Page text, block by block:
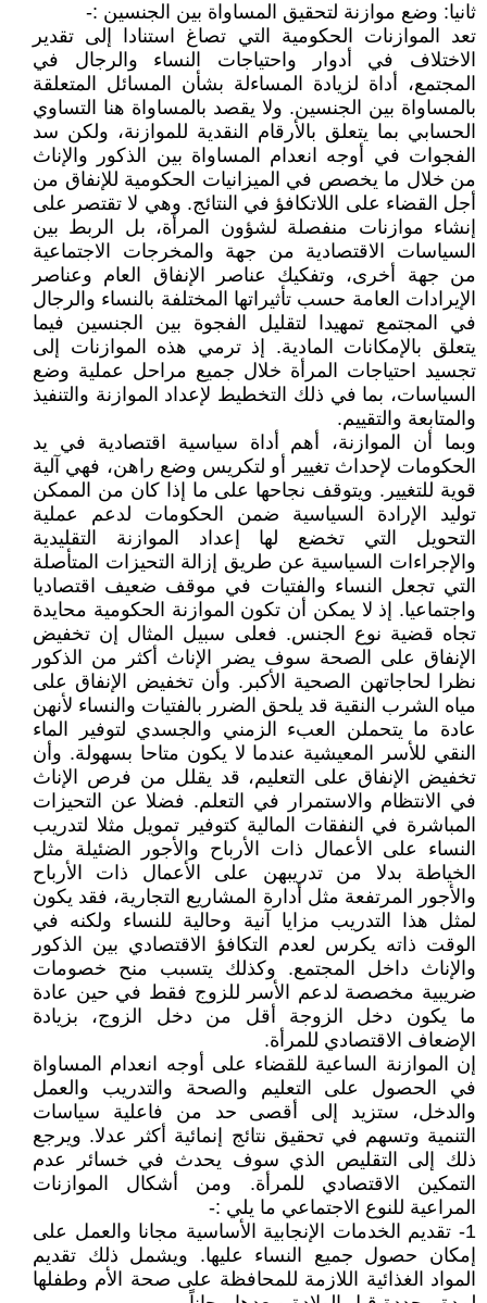
ثانيا: وضع موازنة لتحقيق المساواة بين الجنسين :-
تعد الموازنات الحكومية التي تصاغ استنادا إلى تقدير
الاختلاف في أدوار واحتياجات النساء والرجال في
المجتمع، أداة لزيادة المساءلة بشأن المسائل المتعلقة
بالمساواة بين الجنسين. ولا يقصد بالمساواة هنا التساوي
الحسابي بما يتعلق بالأرقام النقدية للموازنة، ولكن سد
الفجوات في أوجه انعدام المساواة بين الذكور والإناث
من خلال ما يخصص في الميزانيات الحكومية للإنفاق من
أجل القضاء على اللاتكافؤ في النتائج. وهي لا تقتصر على
إنشاء موازنات منفصلة لشؤون المرأة، بل الربط بين
السياسات الاقتصادية من جهة والمخرجات الاجتماعية
من جهة أخرى، وتفكيك عناصر الإنفاق العام وعناصر
الإيرادات العامة حسب تأثيراتها المختلفة بالنساء والرجال
في المجتمع تمهيدا لتقليل الفجوة بين الجنسين فيما
يتعلق بالإمكانات المادية. إذ ترمي هذه الموازنات إلى
تجسيد احتياجات المرأة خلال جميع مراحل عملية وضع
السياسات، بما في ذلك التخطيط لإعداد الموازنة والتنفيذ
والمتابعة والتقييم.
وبما أن الموازنة، أهم أداة سياسية اقتصادية في يد
الحكومات لإحداث تغيير أو لتكريس وضع راهن، فهي آلية
قوية للتغيير. ويتوقف نجاحها على ما إذا كان من الممكن
توليد الإرادة السياسية ضمن الحكومات لدعم عملية
التحويل التي تخضع لها إعداد الموازنة التقليدية
والإجراءات السياسية عن طريق إزالة التحيزات المتأصلة
التي تجعل النساء والفتيات في موقف ضعيف اقتصاديا
واجتماعيا. إذ لا يمكن أن تكون الموازنة الحكومية محايدة
تجاه قضية نوع الجنس. فعلى سبيل المثال إن تخفيض
الإنفاق على الصحة سوف يضر الإناث أكثر من الذكور
نظرا لحاجاتهن الصحية الأكبر. وأن تخفيض الإنفاق على
مياه الشرب النقية قد يلحق الضرر بالفتيات والنساء لأنهن
عادة ما يتحملن العبء الزمني والجسدي لتوفير الماء
النقي للأسر المعيشية عندما لا يكون متاحا بسهولة. وأن
تخفيض الإنفاق على التعليم، قد يقلل من فرص الإناث
في الانتظام والاستمرار في التعلم. فضلا عن التحيزات
المباشرة في النفقات المالية كتوفير تمويل مثلا لتدريب
النساء على الأعمال ذات الأرباح والأجور الضئيلة مثل
الخياطة بدلا من تدريبهن على الأعمال ذات الأرباح
والأجور المرتفعة مثل أدارة المشاريع التجارية، فقد يكون
لمثل هذا التدريب مزايا آنية وحالية للنساء ولكنه في
الوقت ذاته يكرس لعدم التكافؤ الاقتصادي بين الذكور
والإناث داخل المجتمع. وكذلك يتسبب منح خصومات
ضريبية مخصصة لدعم الأسر للزوج فقط في حين عادة
ما يكون دخل الزوجة أقل من دخل الزوج، بزيادة
الإضعاف الاقتصادي للمرأة.
إن الموازنة الساعية للقضاء على أوجه انعدام المساواة
في الحصول على التعليم والصحة والتدريب والعمل
والدخل، ستزيد إلى أقصى حد من فاعلية سياسات
التنمية وتسهم في تحقيق نتائج إنمائية أكثر عدلا. ويرجع
ذلك إلى التقليص الذي سوف يحدث في خسائر عدم
التمكين الاقتصادي للمرأة. ومن أشكال الموازنات
المراعية للنوع الاجتماعي ما يلي :-
1- تقديم الخدمات الإنجابية الأساسية مجانا والعمل على
إمكان حصول جميع النساء عليها. ويشمل ذلك تقديم
المواد الغذائية اللازمة للمحافظة على صحة الأم وطفلها